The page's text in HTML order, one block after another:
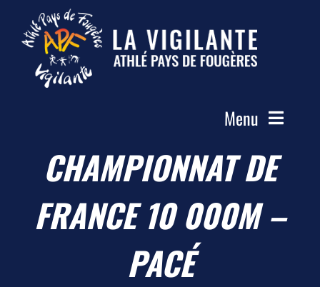
Passer
contenu
Menu
Accueil
Le Club
Actualités
CHAMPIONNAT DE
FRANCE 10 000M –
PACÉ